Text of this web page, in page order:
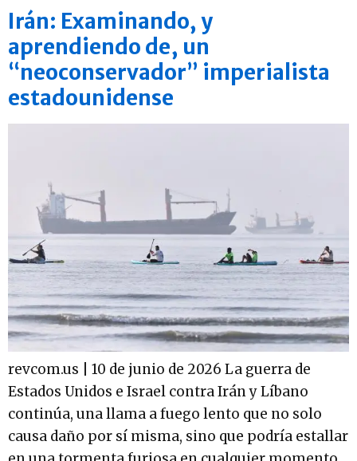
Irán: Examinando, y
aprendiendo de, un
“neoconservador” imperialista
estadounidense
revcom.us | 10 de junio de 2026 La guerra de
Estados Unidos e Israel contra Irán y Líbano
continúa, una llama a fuego lento que no solo
causa daño por sí misma, sino que podría estallar